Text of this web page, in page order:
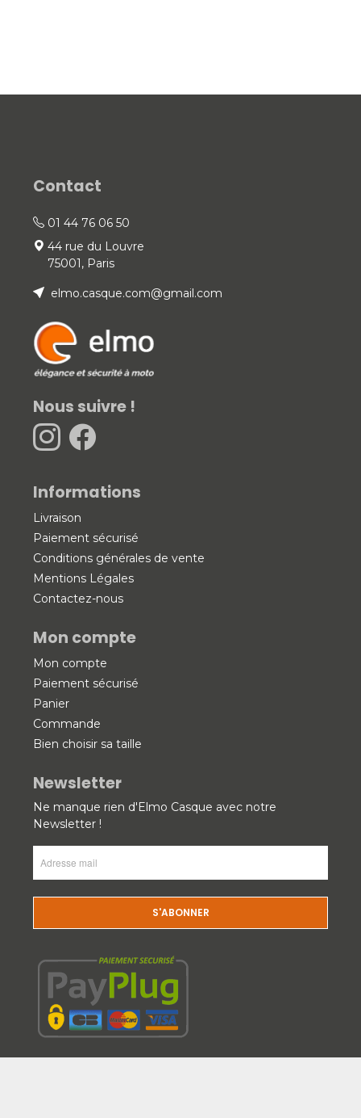
Contact
01 44 76 06 50
44 rue du Louvre
75001, Paris
elmo.casque.com@gmail.com
Nous suivre !
Informations
Livraison
Paiement sécurisé
Conditions générales de vente
Mentions Légales
Contactez-nous
Mon compte
Mon compte
Paiement sécurisé
Panier
Commande
Bien choisir sa taille
Newsletter
Ne manque rien d'Elmo Casque avec notre
Newsletter !
(Nécessaire)
CAPTCHA